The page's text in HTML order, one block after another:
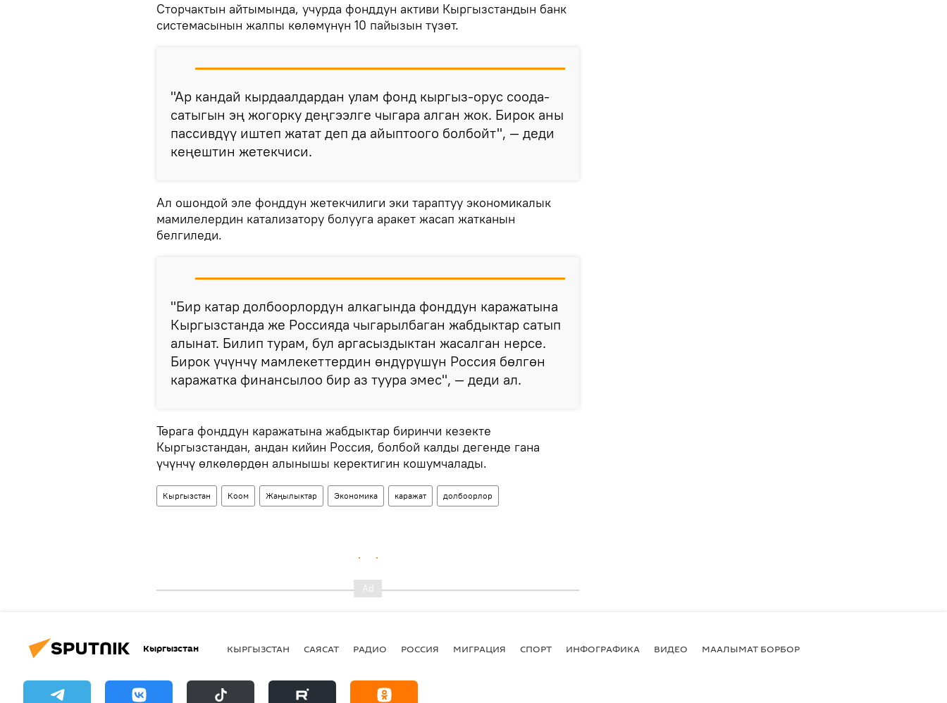
Сторчактын айтымында, учурда фонддун активи Кыргызстандын банк
системасынын жалпы көлөмүнүн 10 пайызын түзөт.
"Ар кандай кырдаалдардан улам фонд кыргыз-орус соода-
сатыгын эң жогорку деңгээлге чыгара алган жок. Бирок аны
пассивдүү иштеп жатат деп да айыптоого болбойт", — деди
кеңештин жетекчиси.
Ал ошондой эле фонддун жетекчилиги эки тараптуу экономикалык
мамилелердин катализатору болууга аракет жасап жатканын
белгиледи.
"Бир катар долбоорлордун алкагында фонддун каражатына
Кыргызстанда же Россияда чыгарылбаган жабдыктар сатып
алынат. Билип турам, бул аргасыздыктан жасалган нерсе.
Бирок үчүнчү мамлекеттердин өндүрүшүн Россия бөлгөн
каражатка финансылоо бир аз туура эмес", — деди ал.
Төрага фонддун каражатына жабдыктар биринчи кезекте
Кыргызстандан, андан кийин Россия, болбой калды дегенде гана
үчүнчү өлкөлөрдөн алынышы керектигин кошумчалады.
Кыргызстан Коом Жаңылыктар Экономика каражат долбоорлор
Кыргызстан КЫРГЫЗСТАН САЯСАТ РАДИО РОССИЯ МИГРАЦИЯ СПОРТ ИНФОГРАФИКА ВИДЕО МААЛЫМАТ БОРБОР